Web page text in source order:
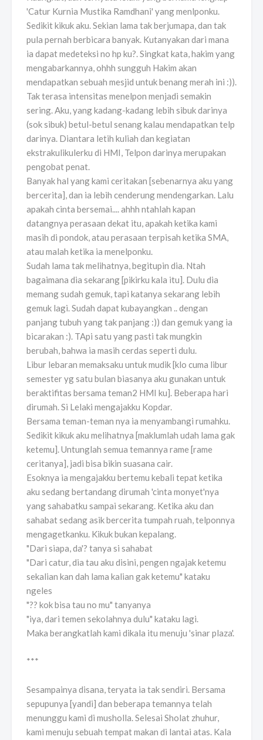
'Catur Kurnia Mustika Ramdhani' yang menlponku.
Sedikit kikuk aku. Sekian lama tak berjumapa, dan tak
pula pernah berbicara banyak. Kutanyakan dari mana
ia dapat medeteksi no hp ku?. Singkat kata, hakim yang
mengabarkannya, ohhh sungguh Hakim akan
mendapatkan sebuah mesjid untuk benang merah ini :)).
Tak terasa intensitas menelpon menjadi semakin
sering. Aku, yang kadang-kadang lebih sibuk darinya
(sok sibuk) betul-betul senang kalau mendapatkan telp
darinya. Diantara letih kuliah dan kegiatan
ekstrakulikulerku di HMI, Telpon darinya merupakan
pengobat penat.
Banyak hal yang kami ceritakan [sebenarnya aku yang
bercerita], dan ia lebih cenderung mendengarkan. Lalu
apakah cinta bersemai.... ahhh ntahlah kapan
datangnya perasaan dekat itu, apakah ketika kami
masih di pondok, atau perasaan terpisah ketika SMA,
atau malah ketika ia menelponku.
Sudah lama tak melihatnya, begitupin dia. Ntah
bagaimana dia sekarang [pikirku kala itu]. Dulu dia
memang sudah gemuk, tapi katanya sekarang lebih
gemuk lagi. Sudah dapat kubayangkan .. dengan
panjang tubuh yang tak panjang :)) dan gemuk yang ia
bicarakan :). TApi satu yang pasti tak mungkin
berubah, bahwa ia masih cerdas seperti dulu.
Libur lebaran memaksaku untuk mudik [klo cuma libur
semester yg satu bulan biasanya aku gunakan untuk
beraktifitas bersama teman2 HMI ku]. Beberapa hari
dirumah. Si Lelaki mengajakku Kopdar.
Bersama teman-teman nya ia menyambangi rumahku.
Sedikit kikuk aku melihatnya [maklumlah udah lama gak
ketemu]. Untunglah semua temannya rame [rame
ceritanya], jadi bisa bikin suasana cair.
Esoknya ia mengajakku bertemu kebali tepat ketika
aku sedang bertandang dirumah 'cinta monyet'nya
yang sahabatku sampai sekarang. Ketika aku dan
sahabat sedang asik bercerita tumpah ruah, telponnya
mengagetkanku. Kikuk bukan kepalang.
"Dari siapa, da'? tanya si sahabat
"Dari catur, dia tau aku disini, pengen ngajak ketemu
sekalian kan dah lama kalian gak ketemu" kataku
ngeles
"?? kok bisa tau no mu" tanyanya
"iya, dari temen sekolahnya dulu" kataku lagi.
Maka berangkatlah kami dikala itu menuju 'sinar plaza'.
***
Sesampainya disana, teryata ia tak sendiri. Bersama
sepupunya [yandi] dan beberapa temannya telah
menunggu kami di musholla. Selesai Sholat zhuhur,
kami menuju sebuah tempat makan di lantai atas. Kala